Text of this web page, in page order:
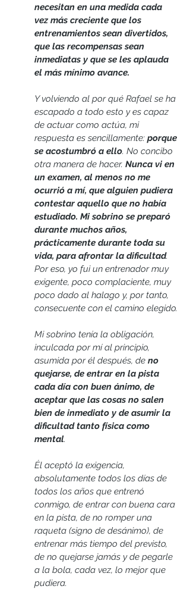
necesitan en una medida cada
vez más creciente que los
entrenamientos sean divertidos,
que las recompensas sean
inmediatas y que se les aplauda
el más mínimo avance.
Y volviendo al por qué Rafael se ha
escapado a todo esto y es capaz
de actuar como actúa, mi
respuesta es sencillamente: porque
se acostumbró a ello. No concibo
otra manera de hacer. Nunca vi en
un examen, al menos no me
ocurrió a mí, que alguien pudiera
contestar aquello que no había
estudiado. Mi sobrino se preparó
durante muchos años,
prácticamente durante toda su
vida, para afrontar la dificultad.
Por eso, yo fui un entrenador muy
exigente, poco complaciente, muy
poco dado al halago y, por tanto,
consecuente con el camino elegido.
Mi sobrino tenía la obligación,
inculcada por mí al principio,
asumida por él después, de no
quejarse, de entrar en la pista
cada día con buen ánimo, de
aceptar que las cosas no salen
bien de inmediato y de asumir la
dificultad tanto física como
mental.
Él aceptó la exigencia,
absolutamente todos los días de
todos los años que entrenó
conmigo, de entrar con buena cara
en la pista, de no romper una
raqueta (signo de desánimo), de
entrenar más tiempo del previsto,
de no quejarse jamás y de pegarle
a la bola, cada vez, lo mejor que
pudiera.